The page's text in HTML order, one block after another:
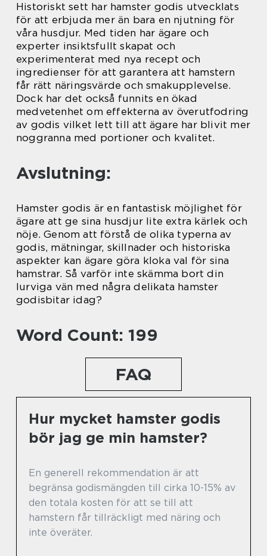
Historiskt sett har hamster godis utvecklats
för att erbjuda mer än bara en njutning för
våra husdjur. Med tiden har ägare och
experter insiktsfullt skapat och
experimenterat med nya recept och
ingredienser för att garantera att hamstern
får rätt näringsvärde och smakupplevelse.
Dock har det också funnits en ökad
medvetenhet om effekterna av överutfodring
av godis vilket lett till att ägare har blivit mer
noggranna med portioner och kvalitet.
Avslutning:
Hamster godis är en fantastisk möjlighet för
ägare att ge sina husdjur lite extra kärlek och
nöje. Genom att förstå de olika typerna av
godis, mätningar, skillnader och historiska
aspekter kan ägare göra kloka val för sina
hamstrar. Så varför inte skämma bort din
lurviga vän med några delikata hamster
godisbitar idag?
Word Count: 199
FAQ
Hur mycket hamster godis
bör jag ge min hamster?
En generell rekommendation är att
begränsa godismängden till cirka 10-15% av
den totala kosten för att se till att
hamstern får tillräckligt med näring och
inte överäter.